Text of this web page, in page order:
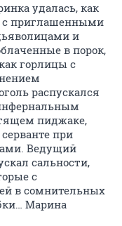
удалась, как
с приглашенными
и
в порок,
горлицы с
распускался
пиджаке,
при
Ведущий
сальности,
с
в сомнительных
Марина